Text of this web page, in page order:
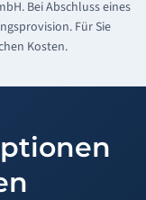
Bei Abschluss eines
Für Sie
Kosten.